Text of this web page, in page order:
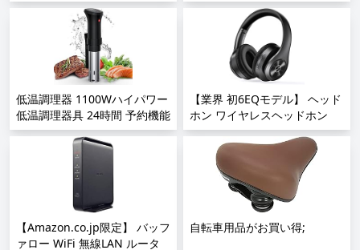
省エネ 自動首振り 電気ヒータ
ー LED大型ディスプレ タイマ
ー機能 セラミックファンヒー
ター おしゃれ 800W/1200W
パワー 即暖 電気ファンヒータ
ー スリム 温風 メモリー機能
転倒OFF リモコン付き 持ち運
び便利 脱衣所 足元 トイレ オ
フィス キッチン リビング 寝
室 書斎 部屋全体;
用モニター 非光沢IPS液晶パ
ネル 薄い 軽量
1920x1080FHD HDRモー
ド/FreeSync対応/ブルーカッ
ト機能 USB Tpye-C/mini
HDMI/スピーカー内蔵/カバー
付
PS4/PS5/XBOX/Switch/PC/Mac
など対応 在宅ワーク リモート
ワーク zs-156;
低温調理器 1100Wハイパワー
低温調理器具 24時間 予約機能
真空調理器 スロークッカー レ
シピ付き IPX7防水 タッチパネ
ル クリップ式 低温調理機 低
音調理器 タイマー 温度設定
五重安心保護 日本語取扱説明
書 (黑) (Large);
【業界 初6EQモデル】 ヘッド
ホン ワイヤレスヘッドホン
bluetoothヘッドホン 有線 無
線 両用 Bluetooth5.3 密閉型
ステレオヘッドホン HIFI音質
オーバーイヤーヘッドホン マ
イク内蔵 ハンズフリー通話 音
漏れ防止 35H連続使用 6種EQ
モード 折りたたみ式 日本語音
【Amazon.co.jp限定】 バッフ
ァロー WiFi 無線LAN ルータ
自転車用品がお買い得;